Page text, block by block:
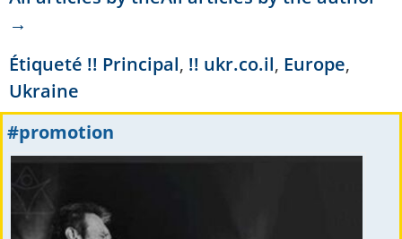
→
Étiqueté !! Principal, !! ukr.co.il, Europe,
Ukraine
#promotion